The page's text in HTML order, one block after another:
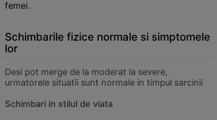
femei.
Schimbarile fizice normale si simptomele
lor
Desi pot merge de la moderat la severe,
urmatorele situatii sunt normale in timpul sarcinii
Schimbari in stilul de viata